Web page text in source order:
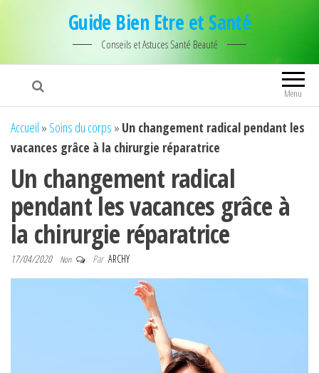
Guide Bien Etre et Santé
Conseils et Astuces Santé Beauté
Menu
Accueil » Soins du corps » Un changement radical pendant les
vacances grâce à la chirurgie réparatrice
Un changement radical
pendant les vacances grâce à
la chirurgie réparatrice
17/04/2020 Non Par ARCHY